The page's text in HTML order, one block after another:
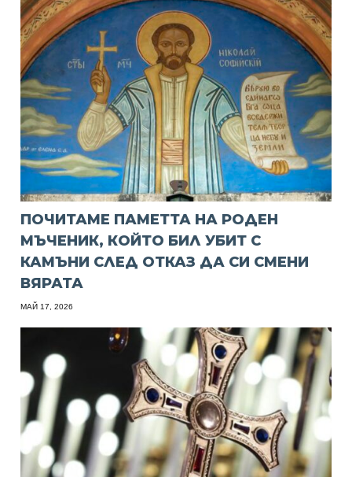
ПОЧИТАМЕ ПАМЕТТА НА РОДЕН
МЪЧЕНИК, КОЙТО БИЛ УБИТ С
КАМЪНИ СЛЕД ОТКАЗ ДА СИ СМЕНИ
ВЯРАТА
МАЙ 17, 2026